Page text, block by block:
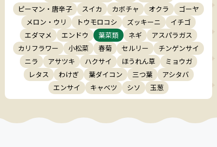
ピーマン・唐辛子
スイカ カボチャ オクラ
ゴーヤ
メロン・ウリ
トウモロコシ ズッキーニ
イチゴ
エダマメ
エンドウ 葉菜類 ネギ
アスパラガス
カリフラワー
小松菜 春菊 セルリー
チンゲンサイ
ニラ
アサツキ ハクサイ ほうれん草
ミョウガ
レタス
わけぎ 葉ダイコン 三つ葉
アシタバ
エンサイ
キャベツ シソ 玉葱